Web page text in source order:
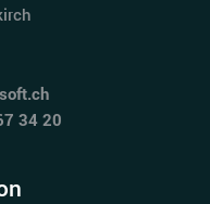
34 20